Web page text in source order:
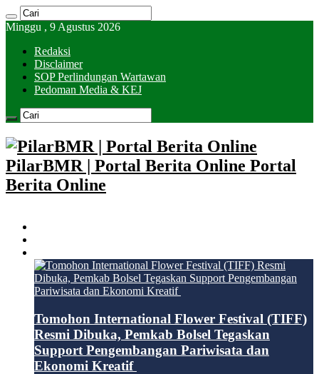
Minggu , 9 Agustus 2026
Redaksi
Disclaimer
SOP Perlindungan Wartawan
Pedoman Media & KEJ
PilarBMR | Portal Berita Online Portal
Berita Online
Tomohon International Flower Festival (TIFF)
Resmi Dibuka, Pemkab Bolsel Tegaskan
Support Pengembangan Pariwisata dan
Ekonomi Kreatif